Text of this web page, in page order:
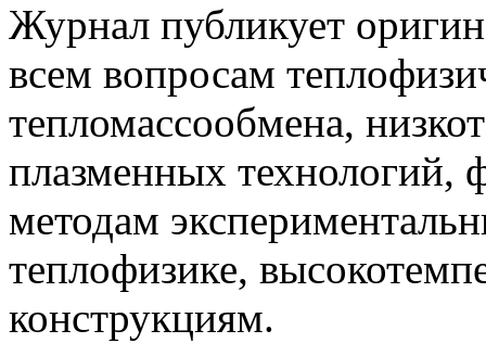
Журнал публикует
всем вопросам
тепломассообмена,
плазменных технологий,
методам
теплофизике,
конструкциям.